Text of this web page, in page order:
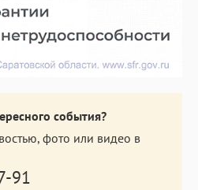
события?
фото или видео в
91